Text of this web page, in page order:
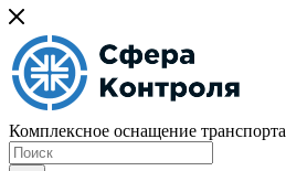
Комплексное оснащение транспорта